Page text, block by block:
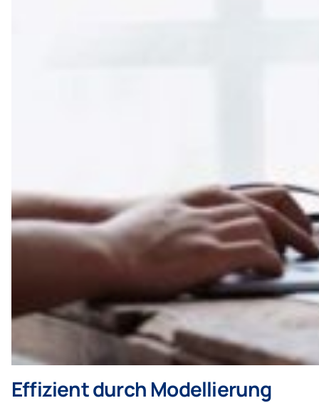
Effizient durch Modellierung